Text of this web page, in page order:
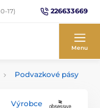
17) 226633669
Menu
Podvazkové pásy
Výrobce